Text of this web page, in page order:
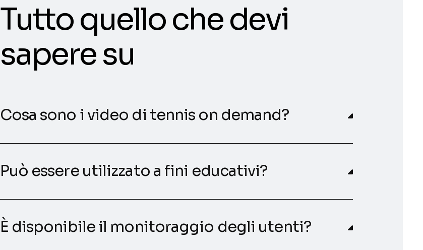
Tutto quello che devi
sapere su
Cosa sono i video di tennis on demand?
Può essere utilizzato a fini educativi?
È disponibile il monitoraggio degli utenti?